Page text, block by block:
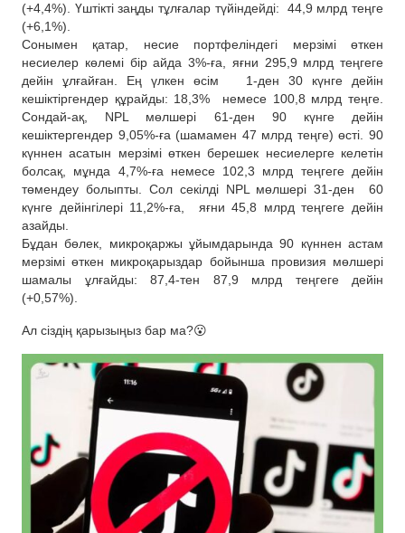
(+4,4%). Үштікті заңды тұлғалар түйіндейді: 44,9 млрд теңге
(+6,1%).
Сонымен қатар, несие портфеліндегі мерзімі өткен
несиелер көлемі бір айда 3%-ға, яғни 295,9 млрд теңгеге
дейін ұлғайған. Ең үлкен өсім 1-ден 30 күнге дейін
кешіктіргендер құрайды: 18,3% немесе 100,8 млрд теңге.
Сондай-ақ, NPL мөлшері 61-ден 90 күнге дейін
кешіктергендер 9,05%-ға (шамамен 47 млрд теңге) өсті. 90
күннен асатын мерзімі өткен берешек несиелерге келетін
болсақ, мұнда 4,7%-ға немесе 102,3 млрд теңгеге дейін
төмендеу болыпты. Сол секілді NPL мөлшері 31-ден 60
күнге дейінгілері 11,2%-ға, яғни 45,8 млрд теңгеге дейін
азайды.
Бұдан бөлек, микроқаржы ұйымдарында 90 күннен астам
мерзімі өткен микроқарыздар бойынша провизия мөлшері
шамалы ұлғайды: 87,4-тен 87,9 млрд теңгеге дейін
(+0,57%).
Ал сіздің қарызыңыз бар ма?😮